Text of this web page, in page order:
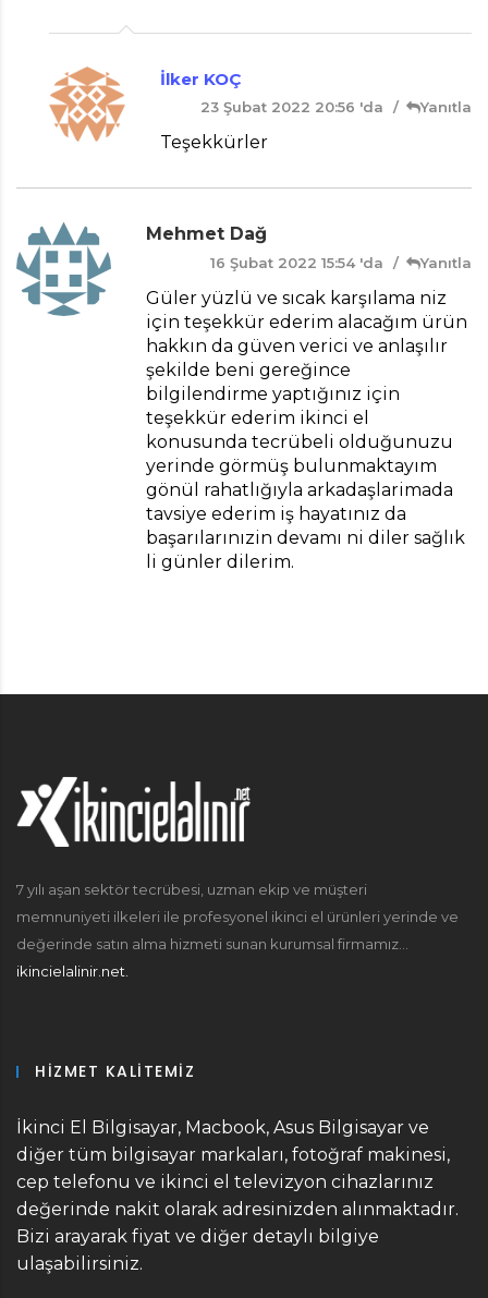
İlker KOÇ
23 Şubat 2022 20:56 'da Yanıtla
Teşekkürler
Mehmet Dağ
16 Şubat 2022 15:54 'da Yanıtla
Güler yüzlü ve sıcak karşılama niz
için teşekkür ederim alacağım ürün
hakkın da güven verici ve anlaşılır
şekilde beni gereğince
bilgilendirme yaptığınız için
teşekkür ederim ikinci el
konusunda tecrübeli olduğunuzu
yerinde görmüş bulunmaktayım
gönül rahatlığıyla arkadaşlarimada
tavsiye ederim iş hayatınız da
başarılarınızin devamı ni diler sağlık
li günler dilerim.
7 yılı aşan sektör tecrübesi, uzman ekip ve müşteri
memnuniyeti ilkeleri ile profesyonel ikinci el ürünleri yerinde ve
değerinde satın alma hizmeti sunan kurumsal firmamız...
ikincielalinir.net.
HIZMET KALITEMIZ
İkinci El Bilgisayar, Macbook, Asus Bilgisayar ve
diğer tüm bilgisayar markaları, fotoğraf makinesi,
cep telefonu ve ikinci el televizyon cihazlarınız
değerinde nakit olarak adresinizden alınmaktadır.
Bizi arayarak fiyat ve diğer detaylı bilgiye
ulaşabilirsiniz.